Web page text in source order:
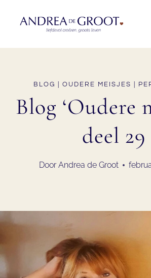
naar
BLOG OUDERE MEISJES
Blog ‘Oudere
deel 29
DoorAndrea de Groot